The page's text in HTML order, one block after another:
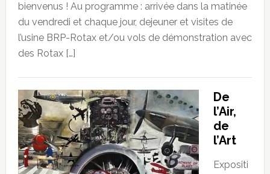
bienvenus ! Au programme : arrivée dans la matinée
du vendredi et chaque jour, dejeuner et visites de
l’usine BRP-Rotax et/ou vols de démonstration avec
des Rotax […]
De
l’Air,
de
l’Art
Expositi